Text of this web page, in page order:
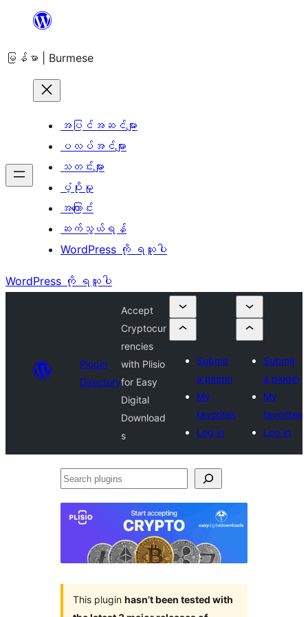
အကြောင်းအရာ
ကျော်သွား
မြန်မာ | Burmese
အပြင်အဆင်များ
ပလပ်အင်များ
သတင်းများ
ပံ့ပိုးမှု
အကြောင်း
ဆက်သွယ်ရန်
WordPress ကို ရယူပါ
WordPress ကို ရယူပါ
Plugin
Directory
Accept
Cryptocur
rencies
with Plisio
for Easy
Digital
Download
s
Submit
a plugin
My
favorites
Log in
Submit
a plugin
My
favorites
Log in
Search
This plugin hasn’t been tested with